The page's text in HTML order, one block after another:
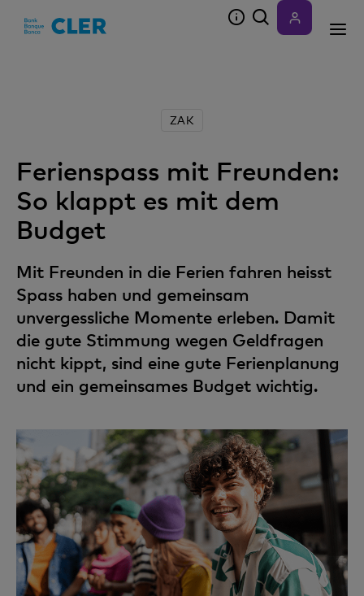
ZAK
Ferienspass mit Freunden:
So klappt es mit dem
Budget
Mit Freunden in die Ferien fahren heisst
Spass haben und gemeinsam
unvergessliche Momente erleben. Damit
die gute Stimmung wegen Geldfragen
nicht kippt, sind eine gute Ferienplanung
und ein gemeinsames Budget wichtig.